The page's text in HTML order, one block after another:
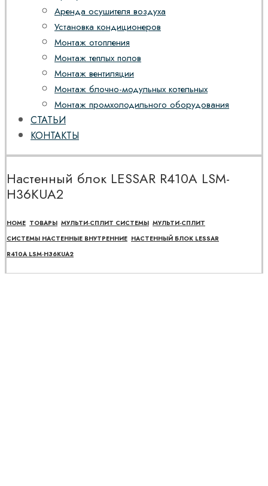
Аренда осушителя воздуха
Установка кондиционеров
Монтаж отопления
Монтаж теплых полов
Монтаж вентиляции
Монтаж блочно-модульных котельных
Монтаж промхолодильного оборудования
СТАТЬИ
КОНТАКТЫ
Настенный блок LESSAR R410A LSM-
H36KUA2
HOME ТОВАРЫ МУЛЬТИ-СПЛИТ СИСТЕМЫ МУЛЬТИ-СПЛИТ
СИСТЕМЫ НАСТЕННЫЕ ВНУТРЕННИЕ НАСТЕННЫЙ БЛОК LESSAR
R410A LSM-H36KUA2